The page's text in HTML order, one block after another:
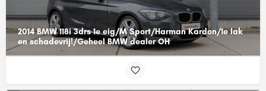
2014 BMW 118i 3drs 1e eig/M Sport/Harman Kardon/1e lak
en schadevrij!/Geheel BMW dealer OH